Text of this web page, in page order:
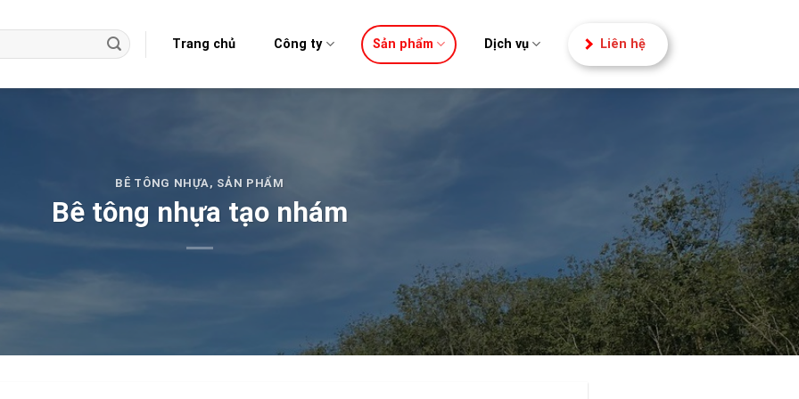
Trang chủ Công ty Sản phẩm Dịch vụ Liên hệ
BÊ TÔNG NHỰA, SẢN PHẨM
Bê tông nhựa tạo nhám